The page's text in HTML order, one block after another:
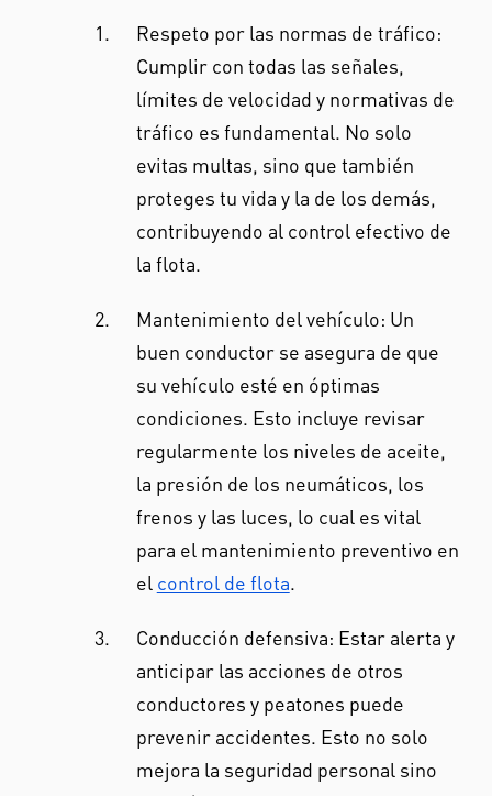
Respeto por las normas de tráfico:
Cumplir con todas las señales,
límites de velocidad y normativas de
tráfico es fundamental. No solo
evitas multas, sino que también
proteges tu vida y la de los demás,
contribuyendo al control efectivo de
la flota.
Mantenimiento del vehículo: Un
buen conductor se asegura de que
su vehículo esté en óptimas
condiciones. Esto incluye revisar
regularmente los niveles de aceite,
la presión de los neumáticos, los
frenos y las luces, lo cual es vital
para el mantenimiento preventivo en
el control de flota.
Conducción defensiva: Estar alerta y
anticipar las acciones de otros
conductores y peatones puede
prevenir accidentes. Esto no solo
mejora la seguridad personal sino